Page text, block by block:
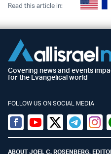
Read this article in:
Covering news and events
for the Evangelical world
FOLLOW US ON SOCIAL MEDIA
Facebook
YoutubeTwitter (X)
Telegram
ABOUT JOEL C. ROSENBERG,